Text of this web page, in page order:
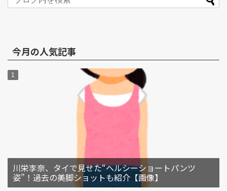
今月の人気記事
川栄李奈、タイで見せた“ヘルシーショートパンツ
姿”！過去の美脚ショットも紹介【画像】